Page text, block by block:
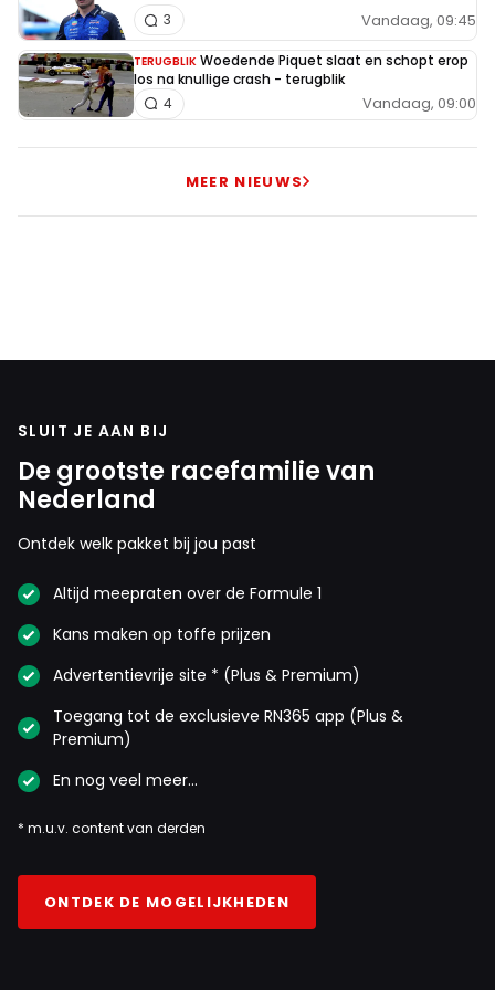
Vandaag, 09:45
3
TERUGBLIK Woedende Piquet slaat en schopt erop
los na knullige crash - terugblik
Vandaag, 09:00
4
MEER NIEUWS
SLUIT JE AAN BIJ
De grootste racefamilie van
Nederland
Ontdek welk pakket bij jou past
Altijd meepraten over de Formule 1
Kans maken op toffe prijzen
Advertentievrije site * (Plus & Premium)
Toegang tot de exclusieve RN365 app (Plus &
Premium)
En nog veel meer…
* m.u.v. content van derden
ONTDEK DE MOGELIJKHEDEN